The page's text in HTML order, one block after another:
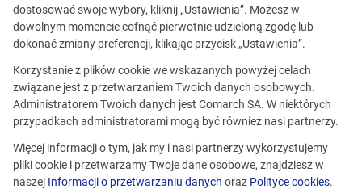
Ta oferta jest już
nieaktualna.
Zobacz podobne oferty
Różne lokalizacje
dostosować swoje wybory, kliknij „Ustawienia”. Możesz w
dowolnym momencie cofnąć pierwotnie udzieloną zgodę lub
dokonać zmiany preferencji, klikając przycisk „Ustawienia”.
Korzystanie z plików cookie we wskazanych powyżej celach
związane jest z przetwarzaniem Twoich danych osobowych.
Administratorem Twoich danych jest Comarch SA. W niektórych
przypadkach administratorami mogą być również nasi partnerzy.
Więcej informacji o tym, jak my i nasi partnerzy wykorzystujemy
pliki cookie i przetwarzamy Twoje dane osobowe, znajdziesz w
naszej Informacji o przetwarzaniu danych oraz Polityce cookies.